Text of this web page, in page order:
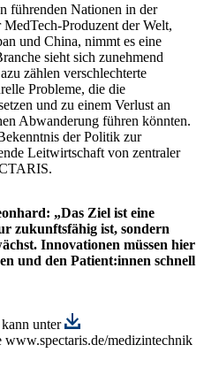
führenden Nationen in der
Produzent der Welt,
und China, nimmt es eine
sieht sich zunehmend
zählen verschlechterte
Probleme, die die
und zu einem Verlust an
Abwanderung führen könnten.
der Politik zur
Leitwirtschaft von zentraler
„Das Ziel ist eine
zukunftsfähig ist, sondern
Innovationen müssen hier
und den Patient:innen schnell
unter
www.spectaris.de/medizintechnik